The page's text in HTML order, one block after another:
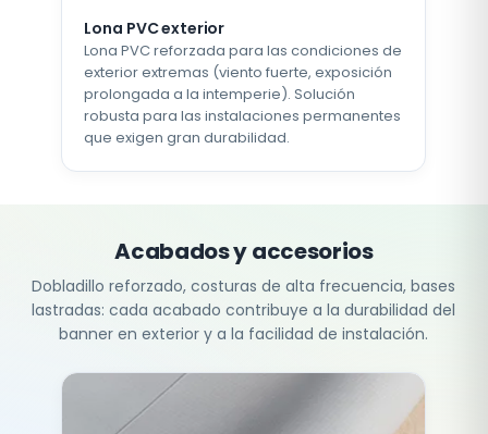
Lona PVC exterior
Lona PVC reforzada para las condiciones de
exterior extremas (viento fuerte, exposición
prolongada a la intemperie). Solución
robusta para las instalaciones permanentes
que exigen gran durabilidad.
Acabados y accesorios
Dobladillo reforzado, costuras de alta frecuencia, bases
lastradas: cada acabado contribuye a la durabilidad del
banner en exterior y a la facilidad de instalación.